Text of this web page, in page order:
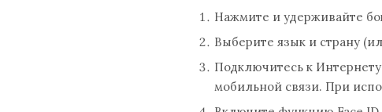
Нажмите и удерживайте
Выберите язык и страну
Подключитесь к
мобильной связи. При